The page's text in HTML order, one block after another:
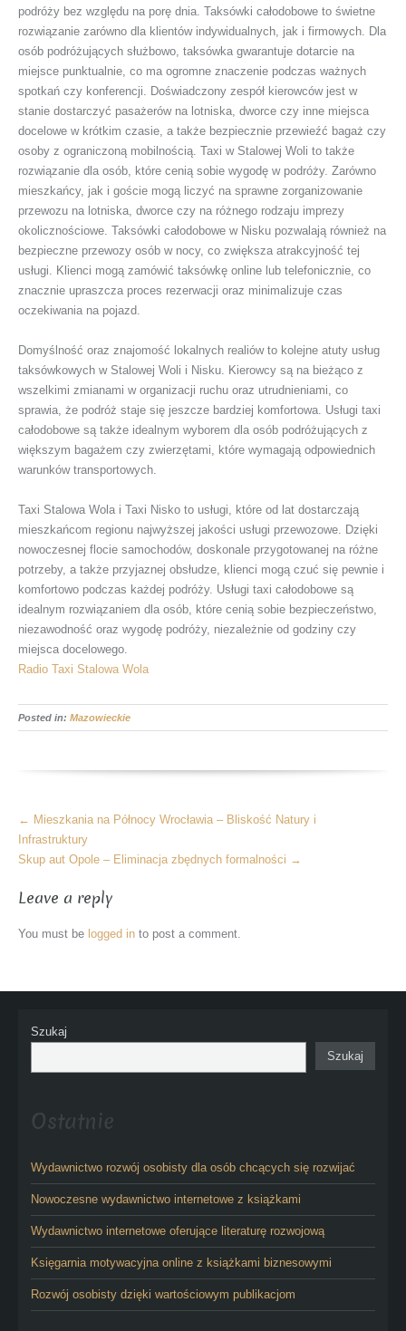
podróży bez względu na porę dnia. Taksówki całodobowe to świetne
rozwiązanie zarówno dla klientów indywidualnych, jak i firmowych. Dla
osób podróżujących służbowo, taksówka gwarantuje dotarcie na
miejsce punktualnie, co ma ogromne znaczenie podczas ważnych
spotkań czy konferencji. Doświadczony zespół kierowców jest w
stanie dostarczyć pasażerów na lotniska, dworce czy inne miejsca
docelowe w krótkim czasie, a także bezpiecznie przewieźć bagaż czy
osoby z ograniczoną mobilnością. Taxi w Stalowej Woli to także
rozwiązanie dla osób, które cenią sobie wygodę w podróży. Zarówno
mieszkańcy, jak i goście mogą liczyć na sprawne zorganizowanie
przewozu na lotniska, dworce czy na różnego rodzaju imprezy
okolicznościowe. Taksówki całodobowe w Nisku pozwalają również na
bezpieczne przewozy osób w nocy, co zwiększa atrakcyjność tej
usługi. Klienci mogą zamówić taksówkę online lub telefonicznie, co
znacznie upraszcza proces rezerwacji oraz minimalizuje czas
oczekiwania na pojazd.
Domyślność oraz znajomość lokalnych realiów to kolejne atuty usług
taksówkowych w Stalowej Woli i Nisku. Kierowcy są na bieżąco z
wszelkimi zmianami w organizacji ruchu oraz utrudnieniami, co
sprawia, że podróż staje się jeszcze bardziej komfortowa. Usługi taxi
całodobowe są także idealnym wyborem dla osób podróżujących z
większym bagażem czy zwierzętami, które wymagają odpowiednich
warunków transportowych.
Taxi Stalowa Wola i Taxi Nisko to usługi, które od lat dostarczają
mieszkańcom regionu najwyższej jakości usługi przewozowe. Dzięki
nowoczesnej flocie samochodów, doskonale przygotowanej na różne
potrzeby, a także przyjaznej obsłudze, klienci mogą czuć się pewnie i
komfortowo podczas każdej podróży. Usługi taxi całodobowe są
idealnym rozwiązaniem dla osób, które cenią sobie bezpieczeństwo,
niezawodność oraz wygodę podróży, niezależnie od godziny czy
miejsca docelowego.
Radio Taxi Stalowa Wola
Posted in: Mazowieckie
More
Articles
← Mieszkania na Północy Wrocławia – Bliskość Natury i
Infrastruktury
Skup aut Opole – Eliminacja zbędnych formalności →
Leave a reply
You must be logged in to post a comment.
Szukaj
Szukaj
Ostatnie
Wydawnictwo rozwój osobisty dla osób chcących się rozwijać
Nowoczesne wydawnictwo internetowe z książkami
Wydawnictwo internetowe oferujące literaturę rozwojową
Księgarnia motywacyjna online z książkami biznesowymi
Rozwój osobisty dzięki wartościowym publikacjom